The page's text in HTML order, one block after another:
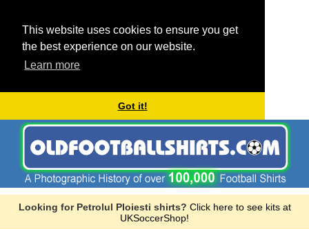
This website uses cookies to ensure you get
the best experience on our website.
Learn more
Got it!
Looking for Petrolul Ploiesti shirts? Click here to see kits at
UKSoccerShop!